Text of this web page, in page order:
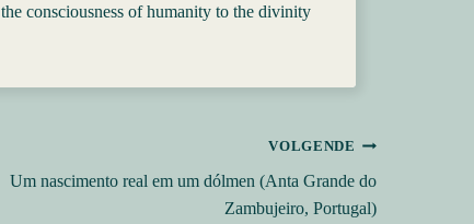
consciousness of humanity to the divinity
VOLGENDE
Um nascimento real em um dólmen (Anta Grande do
Zambujeiro, Portugal)